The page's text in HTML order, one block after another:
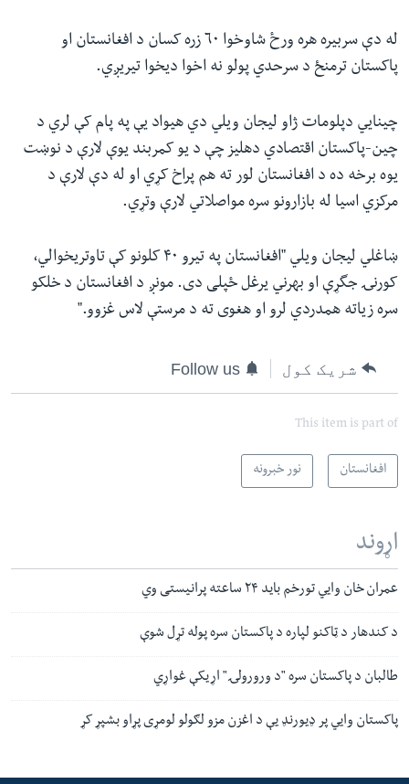
له دې سربیره هره ورځ شاوخوا ٦٠ زره کسان د افغانستان او
پاکستان ترمنځ د سرحدي پولو نه اخوا دیخوا تیریږي.
چینایي دپلومات ژاو لیجان ویلي دي هیواد یې په پام کې لري د
چین-پاکستان اقتصادي دهلیز چې د یو کمربند یوې لارې د نوښت
یوه برخه ده د افغانستان لور ته هم پراخ کړي او له دې لارې د
مرکزي اسیا له بازارونو سره مواصلاتي لارې وتړي.
ښاغلي لیجان ویلي "افغانستان په تیرو ۴٠ کلونو کې تاوتریخوالي،
کورنۍ جگړې او بهرني یرغل ځپلی دی. مونږ د افغانستان د خلکو
سره زیاته همدردي لرو او هغوی ته د مرستې لاس غزوو."
شریک کول Follow us
This item is part of
افغانستان نور خبرونه
اړوند
عمران خان وايي تورخم باید ۲۴ ساعته پرانیستی وي
د کندهار د ټاکنو لپاره د پاکستان سره پوله تړل شوې
طالبان د پاکستان سره "د ورورولۍ" اړیکې غواړي
پاکستان وايي پر ډيورنډ یې د اغزن مزو لګولو لومړی پړاو بشپړ کړ